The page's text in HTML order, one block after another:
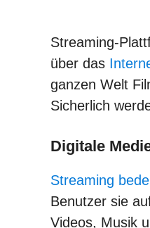
Streaming-
über das
ganzen Welt
Sicherlich
Digitale
Streaming
Benutzer sie
Videos, Musik